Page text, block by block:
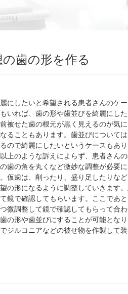
歯の形を作る
にしたいと希望される患者さんのケ
いれば、歯の形や歯並びを綺麗にし
被せた歯の根元が黒く見えるのが気
ることもあります。歯並びについて
ので綺麗にしたいというケースもあ
上のような訴えによらず、患者さん
歯の角を丸くなど微妙な調整が必要
仮歯は、削ったり、盛り足したりな
の形になるように調整していきます
鏡で確認してもらいます。ここであ
微調整して鏡で確認してもらって合
の形や歯並びにすることが可能とな
ジルコニアなどの被せ物を作製して装